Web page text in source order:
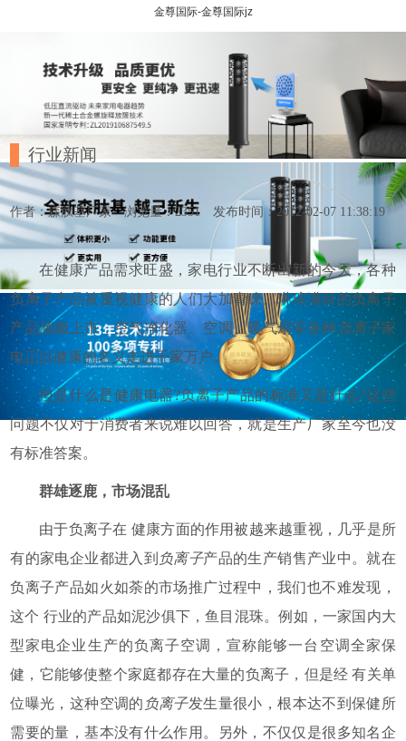
金尊国际-金尊国际jz
行业新闻
作者：森肽基厂家 浏览量：2351 发布时间：2012-02-07 11:38:19
在健康产品需求旺盛，家电行业不断出新的今天，各种
负离子产品被重视健康的人们大加青睐。琳琅满目的负离子
产品频频上市，空气净化器、空调、暖气扇等各种 负离子家
电正以健康的名义走进千家万户。
但是什么是健康电器?负离子产品的标准又是什么?这些
问题不仅对于消费者来说难以回答，就是生产厂家至今也没
有标准答案。
群雄逐鹿，市场混乱
由于负离子在 健康方面的作用被越来越重视，几乎是所
有的家电企业都进入到 负离子产品的生产销售产业中。就在
负离子产品如火如荼的市场推广过程中，我们也不难发现，
这个 行业的产品如泥沙俱下，鱼目混珠。例如，一家国内大
型家电企业生产的负离子空调，宣称能够一台空调全家保
健，它能够使整个家庭都存在大量的负离子，但是经 有关单
位曝光，这种空调的 负离子发生量很小，根本达不到保健所
需要的量，基本没有什么作用。另外，不仅仅是很多知名企